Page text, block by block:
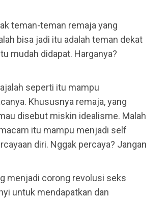
teman-teman remaja yang
bisa jadi itu adalah teman dekat
mudah didapat. Harganya?
seperti itu mampu
Khususnya remaja, yang
disebut miskin idealisme. Malah
itu mampu menjadi self
diri. Nggak percaya? Jangan
menjadi corong revolusi seks
untuk mendapatkan dan